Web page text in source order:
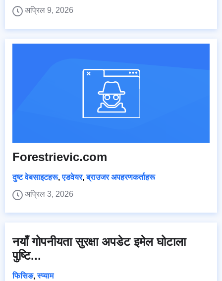
अप्रिल 9, 2026
Forestrievic.com
दुष्ट वेबसाइटहरू,एडवेयर,ब्राउजर अपहरणकर्ताहरू
अप्रिल 3, 2026
नयाँ गोपनीयता सुरक्षा अपडेट इमेल घोटाला
पुष्टि...
फिसिङ,स्प्याम